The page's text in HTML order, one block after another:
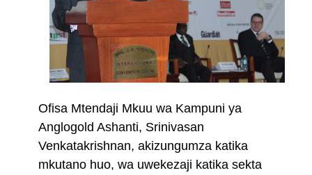
Ofisa Mtendaji Mkuu wa Kampuni ya
Anglogold Ashanti, Srinivasan
Venkatakrishnan, akizungumza katika
mkutano huo, wa uwekezaji katika sekta